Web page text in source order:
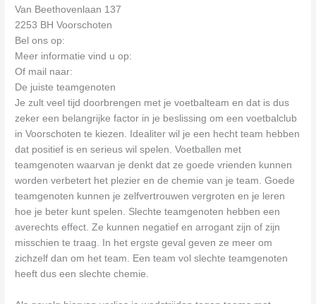
Van Beethovenlaan 137
2253 BH Voorschoten
Bel ons op:
Meer informatie vind u op:
Of mail naar:
De juiste teamgenoten
Je zult veel tijd doorbrengen met je voetbalteam en dat is dus
zeker een belangrijke factor in je beslissing om een voetbalclub
in Voorschoten te kiezen. Idealiter wil je een hecht team hebben
dat positief is en serieus wil spelen. Voetballen met
teamgenoten waarvan je denkt dat ze goede vrienden kunnen
worden verbetert het plezier en de chemie van je team. Goede
teamgenoten kunnen je zelfvertrouwen vergroten en je leren
hoe je beter kunt spelen. Slechte teamgenoten hebben een
averechts effect. Ze kunnen negatief en arrogant zijn of zijn
misschien te traag. In het ergste geval geven ze meer om
zichzelf dan om het team. Een team vol slechte teamgenoten
heeft dus een slechte chemie.